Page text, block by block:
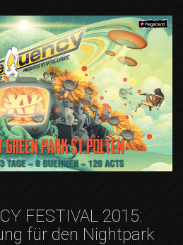
FESTIVAL 2015:
für den Nightpark